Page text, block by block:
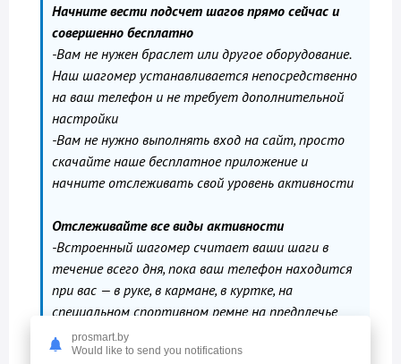
Начните вести подсчет шагов прямо сейчас и
совершенно бесплатно
-Вам не нужен браслет или другое оборудование.
Наш шагомер устанавливается непосредственно
на ваш телефон и не требует дополнительной
настройки
-Вам не нужно выполнять вход на сайт, просто
скачайте наше бесплатное приложение и
начните отслеживать свой уровень активности
Отслеживайте все виды активности
-Встроенный шагомер считает ваши шаги в
течение всего дня, пока ваш телефон находится
при вас — в руке, в кармане, в куртке, на
специальном спортивном ремне на предплечье
или в сумке
-Приложение записывает количество шагов,
prosmart.by
Would like to send you notifications